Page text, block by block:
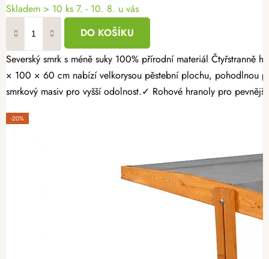
Skladem > 10 ks 7. - 10. 8. u vás
DO KOŠÍKU
Severský smrk s méně suky 100% přírodní materiál Čtyřstranně hoblovaný masiv Proměňte svou zahradu v místo plné čerstvé zeleniny, voňavých bylinek a sladkých jahod. Opálený dřevěný vyvýšený záhon 160
× 100 × 60 cm nabízí velkorysou pěstební plochu, pohodlnou
smrkový masiv pro vyšší odolnost.✓ Rohové hranoly pro
-20%